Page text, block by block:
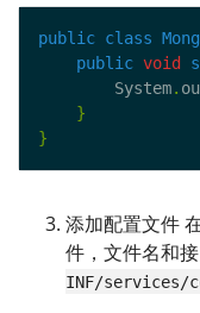
public class
public void
        System
.
}
}
添加配置文件
件，文件名和
INF/services/